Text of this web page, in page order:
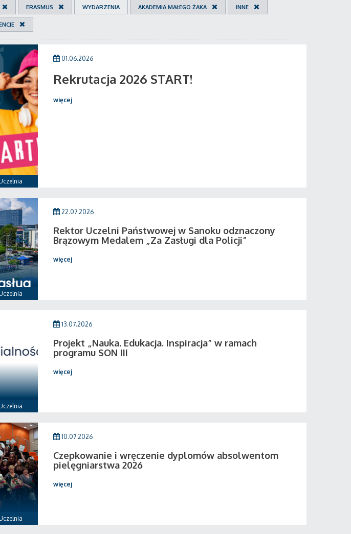
ERASMUS WYDARZENIA AKADEMIA MAŁEGO ŻAKA INNE
01.06.2026
Rekrutacja 2026 START!
więcej
22.07.2026
Rektor Uczelni Państwowej w Sanoku odznaczony
Brązowym Medalem „Za Zasługi dla Policji”
więcej
13.07.2026
Projekt „Nauka. Edukacja. Inspiracja” w ramach
programu SON III
więcej
10.07.2026
Czepkowanie i wręczenie dyplomów absolwentom
pielęgniarstwa 2026
więcej